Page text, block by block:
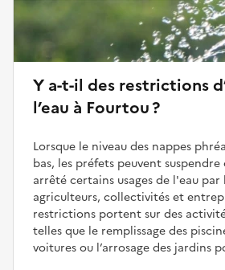
Y a-t-il des restrictions
l’eau à Fourtou ?
Lorsque le niveau des nappes
bas, les préfets peuvent
arrêté certains usages de l'eau
agriculteurs, collectivités et
restrictions portent sur des
telles que le remplissage des
voitures ou l’arrosage des jardins